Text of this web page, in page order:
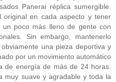
​​Panerai réplica sumergible.
original en cada aspecto y tener
un poco más lleno de gente con
Sin embargo, mantenerlo
una pieza deportiva y
por un movimiento automático
de energía de más de 24 horas.
muy suave y agradable y toda la